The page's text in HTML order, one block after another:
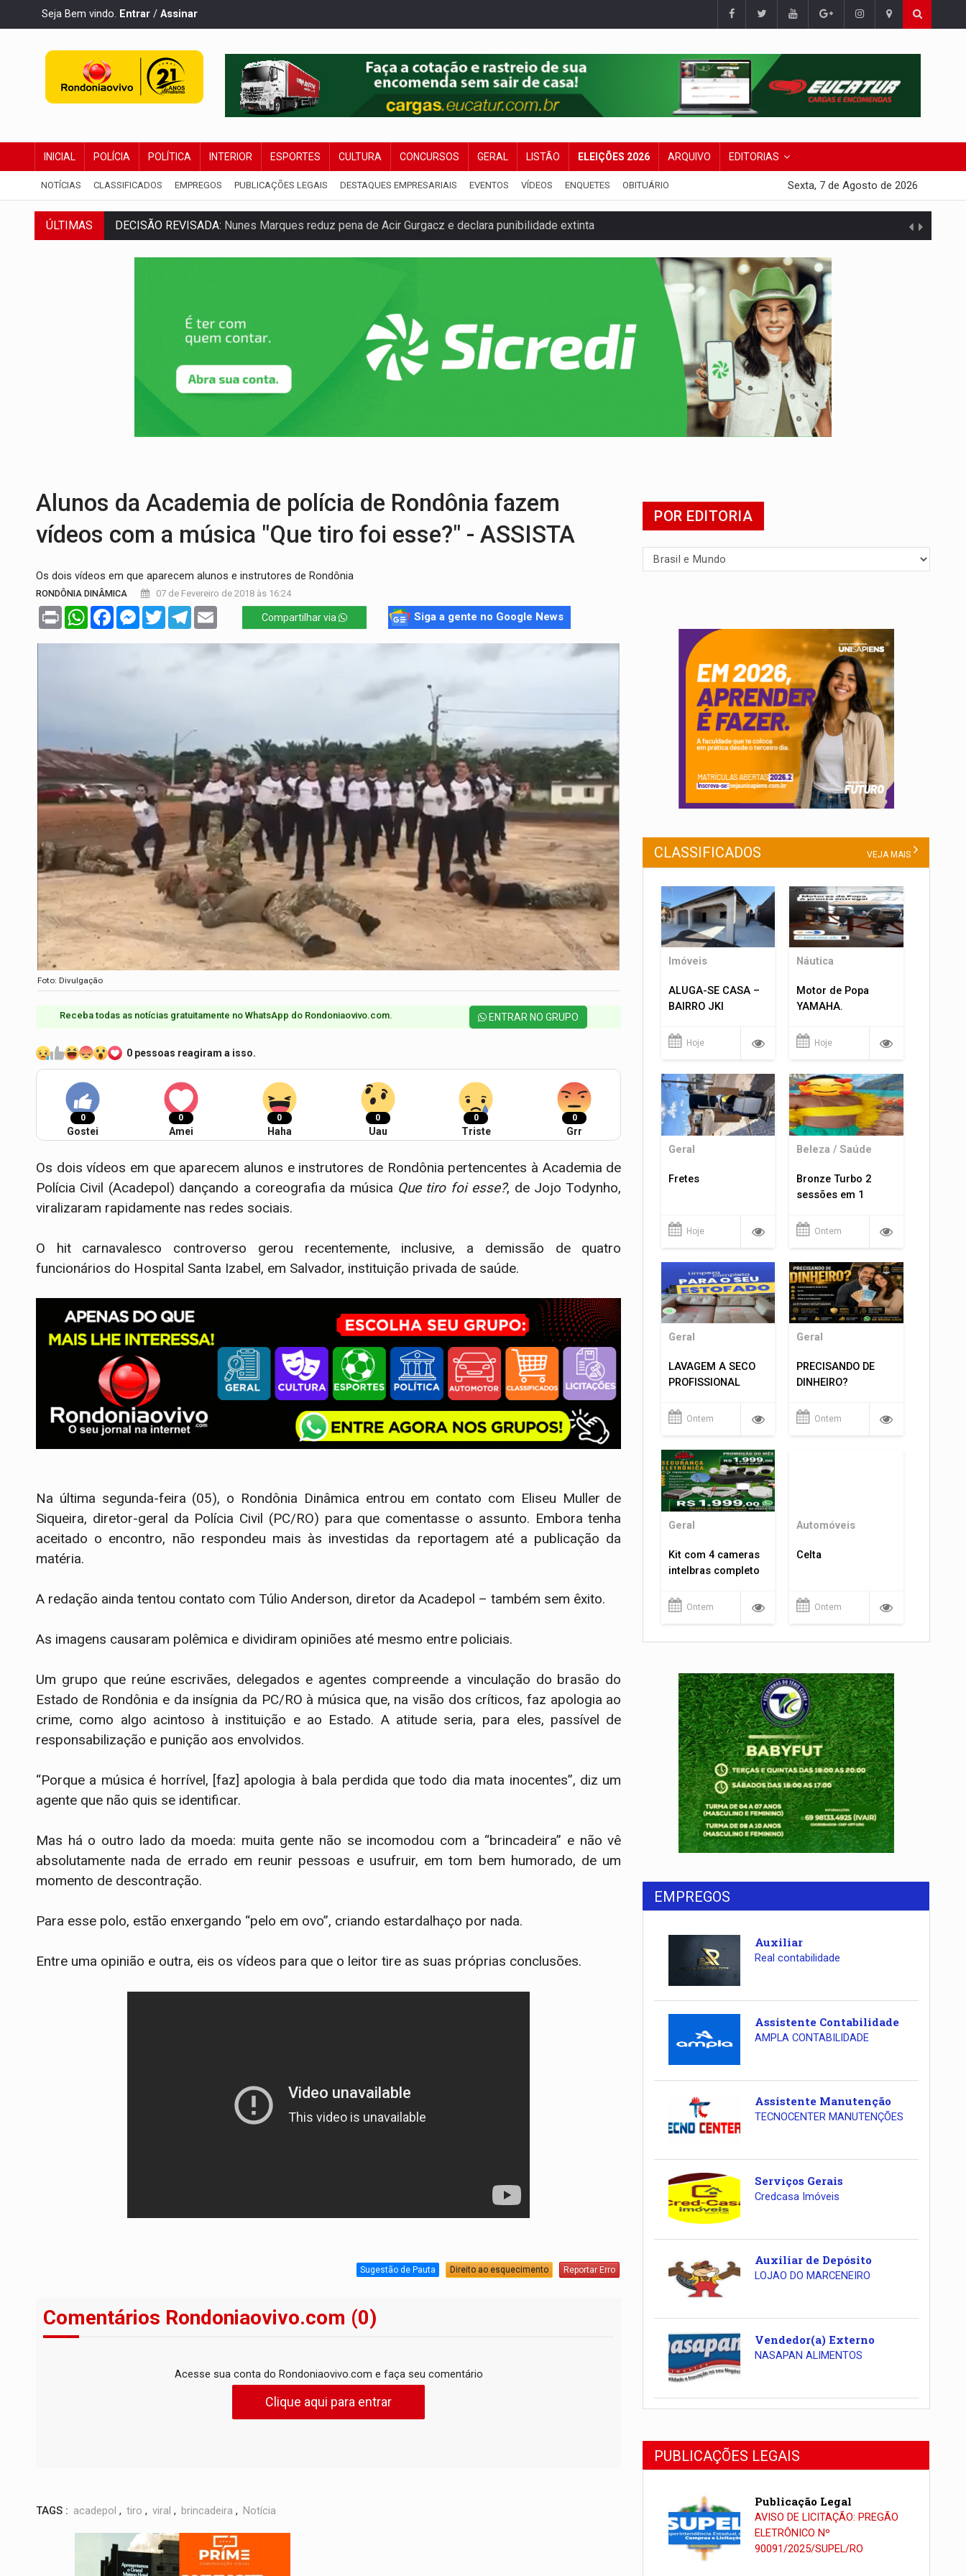
Seja Bem vindo. Entrar / Assinar
INICIAL POLÍCIA POLÍTICA INTERIOR ESPORTES CULTURA CONCURSOS GERAL LISTÃO ELEIÇÕES 2026 ARQUIVO EDITORIAS
NOTÍCIAS CLASSIFICADOS EMPREGOS PUBLICAÇÕES LEGAIS DESTAQUES EMPRESARIAIS EVENTOS VÍDEOS ENQUETES OBITUÁRIO Sexta, 7 de Agosto de 2026
ÚLTIMAS CONEXÃO RONDONIAOVIVO:Museólogo Antônio Ocampo lança livro sobre a Madeira-Mamoré
ELEIÇÕES 2026:Patrimônio de candidata a deputada federal do PL salta R$ 1 mil para R$ 155 mil
BAIRRO TEIXEIRÃO: MPF cobra regularização fundiária da comunidade Nova Colina
SUCESSO NA ABERTURA:2ª Feira Rondônia Empreendedora segue no Espaço Alternativo com entrada gratuita
REESTRUTURAÇÃO:Secretário da Seinfra de Porto Velho pede exoneração do cargo
SAÚDE INDÍGENA:Pirahã terão consultas e exames especializados durante expedição do SUS
Dia dos pais deve movimentar R$ 8,5 bilhões e RO projeta alta de 8,8%
Alunos da Academia de polícia de Rondônia fazem
vídeos com a música "Que tiro foi esse?" - ASSISTA
Os dois vídeos em que aparecem alunos e instrutores de Rondônia
RONDÔNIA DINÂMICA 07 de Fevereiro de 2018 às 16:24
Print WhatsAppFacebookMessenger
TwitterTelegram Compartilhar via Siga a gente no Google News
Foto: Divulgação
Receba todas as notícias gratuitamente no WhatsApp do Rondoniaovivo.com.​ ENTRAR NO GRUPO
0 pessoas reagiram a isso.
0
Gostei
0
Amei
0
Haha
0
Uau
0
Triste
0
Grr
Os dois vídeos em que aparecem alunos e instrutores de Rondônia pertencentes à Academia de
Polícia Civil (Acadepol) dançando a coreografia da música Que tiro foi esse?, de Jojo Todynho,
viralizaram rapidamente nas redes sociais.
O hit carnavalesco controverso gerou recentemente, inclusive, a demissão de quatro
funcionários do Hospital Santa Izabel, em Salvador, instituição privada de saúde.
Na última segunda-feira (05), o Rondônia Dinâmica entrou em contato com Eliseu Muller de
Siqueira, diretor-geral da Polícia Civil (PC/RO) para que comentasse o assunto. Embora tenha
aceitado o encontro, não respondeu mais às investidas da reportagem até a publicação da
matéria.
A redação ainda tentou contato com Túlio Anderson, diretor da Acadepol – também sem êxito.
As imagens causaram polêmica e dividiram opiniões até mesmo entre policiais.
Um grupo que reúne escrivães, delegados e agentes compreende a vinculação do brasão do
Estado de Rondônia e da insígnia da PC/RO à música que, na visão dos críticos, faz apologia ao
crime, como algo acintoso à instituição e ao Estado. A atitude seria, para eles, passível de
responsabilização e punição aos envolvidos.
“Porque a música é horrível, [faz] apologia à bala perdida que todo dia mata inocentes”, diz um
agente que não quis se identificar.
Mas há o outro lado da moeda: muita gente não se incomodou com a “brincadeira” e não vê
absolutamente nada de errado em reunir pessoas e usufruir, em tom bem humorado, de um
momento de descontração.
Para esse polo, estão enxergando “pelo em ovo”, criando estardalhaço por nada.
Entre uma opinião e outra, eis os vídeos para que o leitor tire as suas próprias conclusões.
Sugestão de Pauta Direito ao esquecimento Reportar Erro
Comentários Rondoniaovivo.com (0)
Acesse sua conta do Rondoniaovivo.com e faça seu comentário
Clique aqui para entrar
TAGS : acadepol , tiro , viral , brincadeira , Notícia
POR EDITORIA
CLASSIFICADOS VEJA MAIS
Imóveis
ALUGA-SE CASA –
BAIRRO JKI
Hoje
Náutica
Motor de Popa
YAMAHA.
Hoje
Geral
Fretes
Hoje
Beleza / Saúde
Bronze Turbo 2
sessões em 1
Ontem
Geral
LAVAGEM A SECO
PROFISSIONAL
Ontem
Geral
PRECISANDO DE
DINHEIRO?
Ontem
Geral
Kit com 4 cameras
intelbras completo
Ontem
Automóveis
Celta
Ontem
EMPREGOS
Auxiliar
Real contabilidade
Assistente Contabilidade
AMPLA CONTABILIDADE
Assistente Manutenção
TECNOCENTER MANUTENÇÕES
Serviços Gerais
Credcasa Imóveis
Auxiliar de Depósito
LOJAO DO MARCENEIRO
Vendedor(a) Externo
NASAPAN ALIMENTOS
PUBLICAÇÕES LEGAIS
Publicação Legal
AVISO DE LICITAÇÃO: PREGÃO
ELETRÔNICO Nº
90091/2025/SUPEL/RO